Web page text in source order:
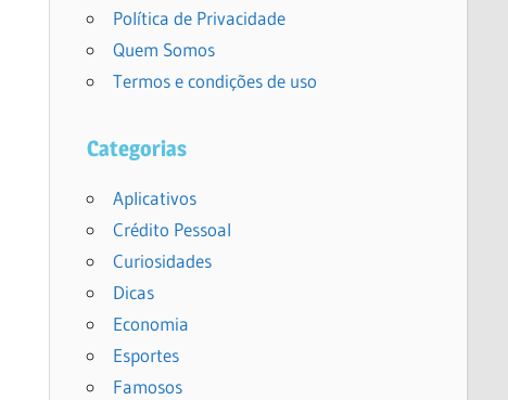
Política de Privacidade
Quem Somos
Termos e condições de uso
Categorias
Aplicativos
Crédito Pessoal
Curiosidades
Dicas
Economia
Esportes
Famosos